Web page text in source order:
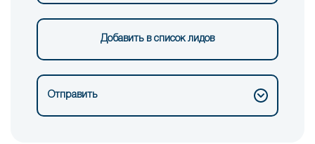
Добавить в список лидов
Отправить